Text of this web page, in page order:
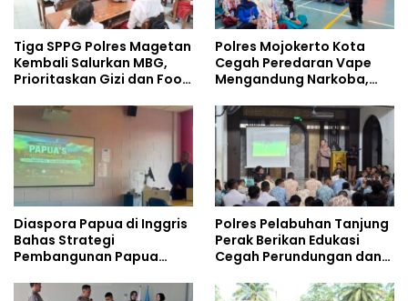
Tiga SPPG Polres Magetan
Kembali Salurkan MBG,
Prioritaskan Gizi dan Food
Polres Mojokerto Kota
Cegah Peredaran Vape
Mengandung Narkoba,
Kalangan Remaja
Diaspora Papua di Inggris
Bahas Strategi
Pembangunan Papua
Doktoral Internasional
Polres Pelabuhan Tanjung
Perak Berikan Edukasi
Cegah Perundungan dan
kepada Pelajar MPLS